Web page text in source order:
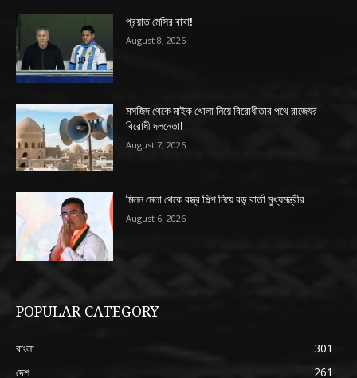
প্রয়াত মেসির বাবা!
August 8, 2026
মসজিদ থেকে মাইক খোলা নিয়ে বিরোধীতার পথে রাজ্যের
বিরোধী দলনেতা!
August 7, 2026
মিলন মেলা থেকে বস্ত্র শিল্প নিয়ে বড় বার্তা মুখ্যমন্ত্রীর
August 6, 2026
POPULAR CATEGORY
বাংলা
301
দেশ
261